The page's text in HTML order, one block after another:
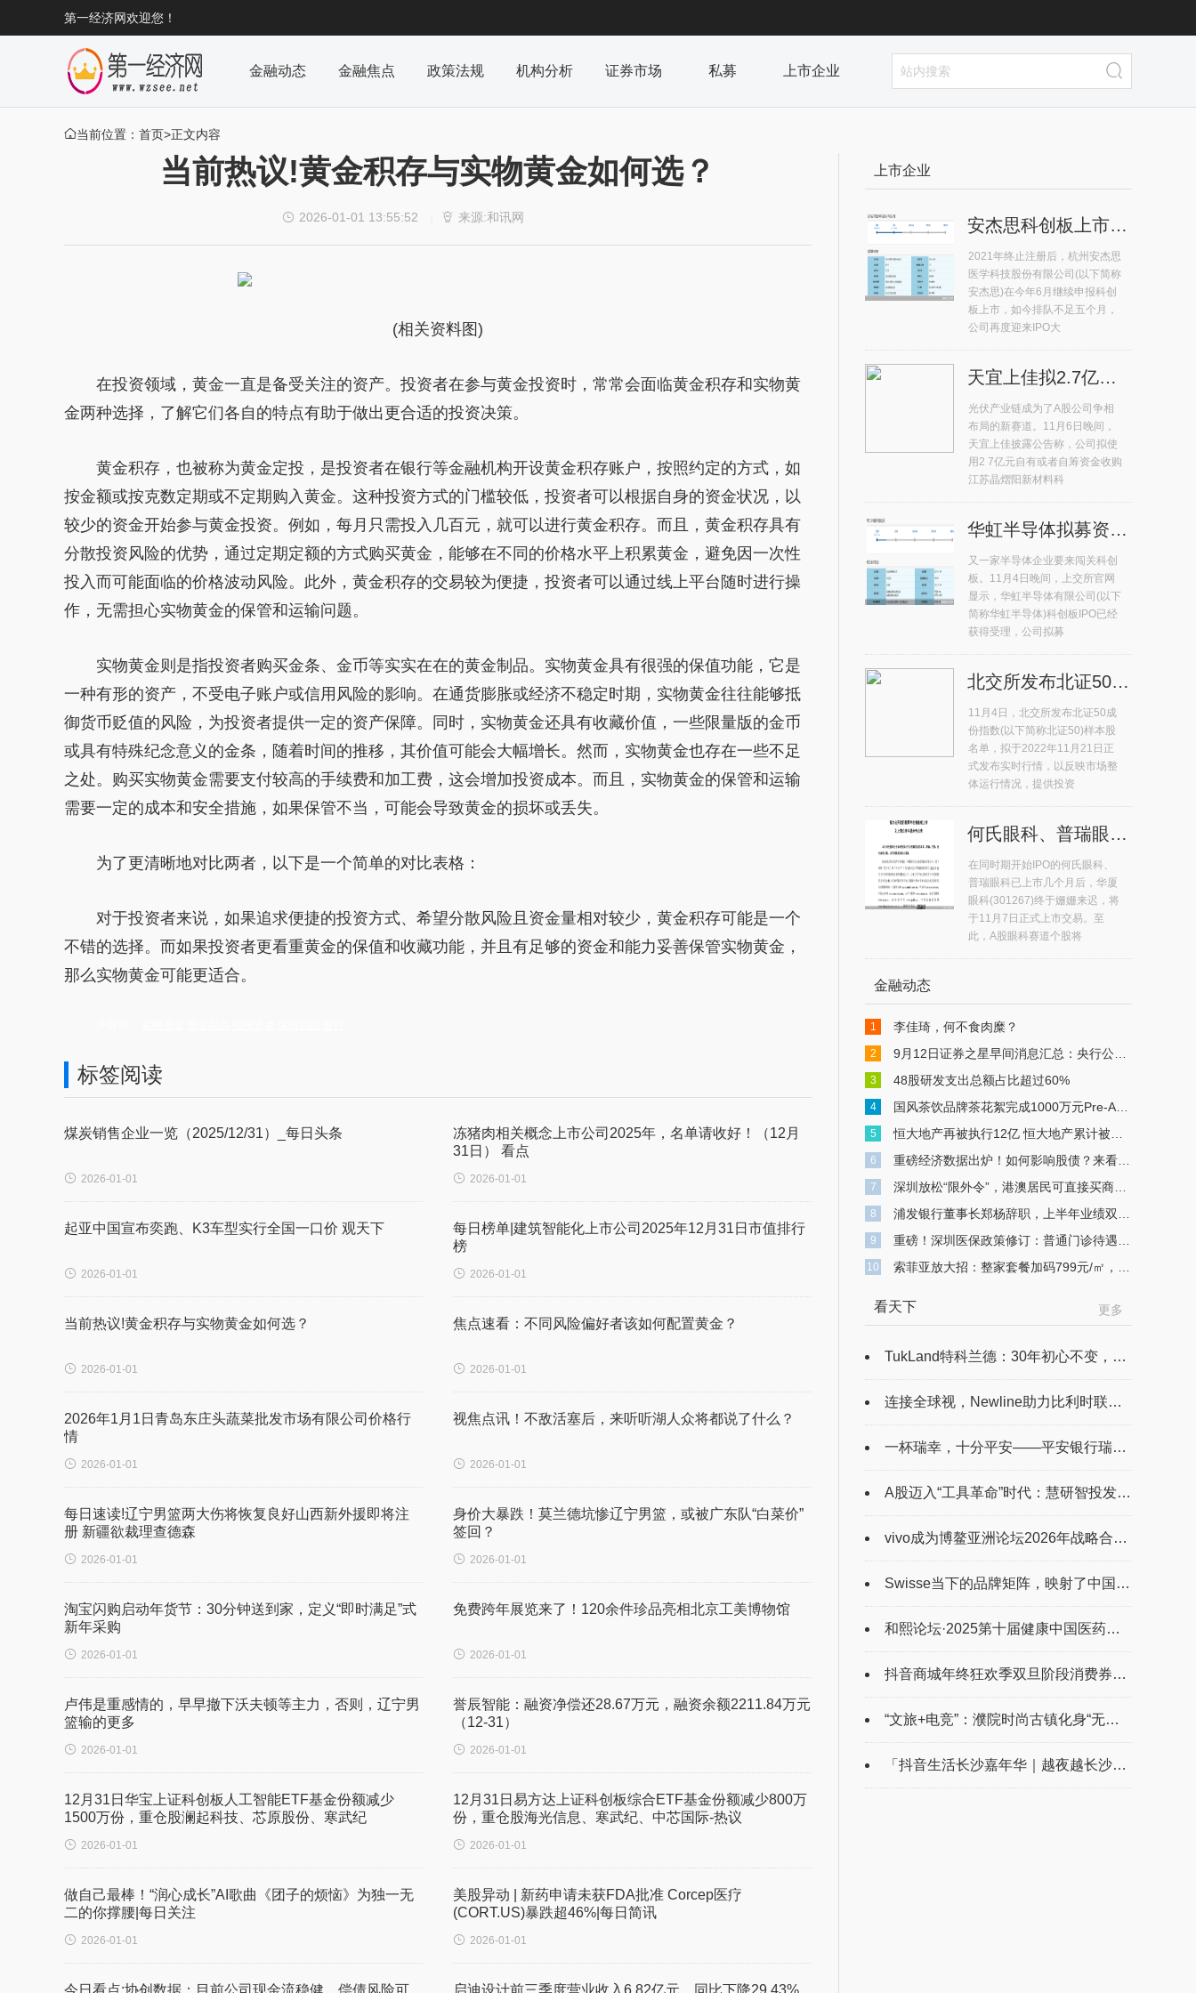
第一经济网欢迎您！
金融动态 金融焦点 政策法规 机构分析 证券市场 私募 上市企业
当前位置： 首页>正文内容
当前热议!黄金积存与实物黄金如何选？
 2026-01-01 13:55:52  来源:和讯网
(相关资料图)
在投资领域，黄金一直是备受关注的资产。投资者在参与黄金投资时，常常会面临黄金积存和实物黄
金两种选择，了解它们各自的特点有助于做出更合适的投资决策。
黄金积存，也被称为黄金定投，是投资者在银行等金融机构开设黄金积存账户，按照约定的方式，如
按金额或按克数定期或不定期购入黄金。这种投资方式的门槛较低，投资者可以根据自身的资金状况，以
较少的资金开始参与黄金投资。例如，每月只需投入几百元，就可以进行黄金积存。而且，黄金积存具有
分散投资风险的优势，通过定期定额的方式购买黄金，能够在不同的价格水平上积累黄金，避免因一次性
投入而可能面临的价格波动风险。此外，黄金积存的交易较为便捷，投资者可以通过线上平台随时进行操
作，无需担心实物黄金的保管和运输问题。
实物黄金则是指投资者购买金条、金币等实实在在的黄金制品。实物黄金具有很强的保值功能，它是
一种有形的资产，不受电子账户或信用风险的影响。在通货膨胀或经济不稳定时期，实物黄金往往能够抵
御货币贬值的风险，为投资者提供一定的资产保障。同时，实物黄金还具有收藏价值，一些限量版的金币
或具有特殊纪念意义的金条，随着时间的推移，其价值可能会大幅增长。然而，实物黄金也存在一些不足
之处。购买实物黄金需要支付较高的手续费和加工费，这会增加投资成本。而且，实物黄金的保管和运输
需要一定的成本和安全措施，如果保管不当，可能会导致黄金的损坏或丢失。
为了更清晰地对比两者，以下是一个简单的对比表格：
对于投资者来说，如果追求便捷的投资方式、希望分散风险且资金量相对较少，黄金积存可能是一个
不错的选择。而如果投资者更看重黄金的保值和收藏功能，并且有足够的资金和能力妥善保管实物黄金，
那么实物黄金可能更适合。
标签阅读
煤炭销售企业一览（2025/12/31）_每日头条
 2026-01-01
冻猪肉相关概念上市公司2025年，名单请收好！（12月
31日） 看点
 2026-01-01
起亚中国宣布奕跑、K3车型实行全国一口价 观天下
 2026-01-01
每日榜单|建筑智能化上市公司2025年12月31日市值排行
榜
 2026-01-01
当前热议!黄金积存与实物黄金如何选？
 2026-01-01
焦点速看：不同风险偏好者该如何配置黄金？
 2026-01-01
2026年1月1日青岛东庄头蔬菜批发市场有限公司价格行
情
 2026-01-01
视焦点讯！不敌活塞后，来听听湖人众将都说了什么？
 2026-01-01
每日速读!辽宁男篮两大伤将恢复良好山西新外援即将注
册 新疆欲裁理查德森
 2026-01-01
身价大暴跌！莫兰德坑惨辽宁男篮，或被广东队“白菜价”
签回？
 2026-01-01
淘宝闪购启动年货节：30分钟送到家，定义“即时满足”式
新年采购
 2026-01-01
免费跨年展览来了！120余件珍品亮相北京工美博物馆
 2026-01-01
卢伟是重感情的，早早撤下沃夫顿等主力，否则，辽宁男
篮输的更多
 2026-01-01
誉辰智能：融资净偿还28.67万元，融资余额2211.84万元
（12-31）
 2026-01-01
12月31日华宝上证科创板人工智能ETF基金份额减少
1500万份，重仓股澜起科技、芯原股份、寒武纪
 2026-01-01
12月31日易方达上证科创板综合ETF基金份额减少800万
份，重仓股海光信息、寒武纪、中芯国际-热议
 2026-01-01
做自己最棒！“润心成长”AI歌曲《团子的烦恼》为独一无
二的你撑腰|每日关注
 2026-01-01
美股异动 | 新药申请未获FDA批准 Corcep医疗
(CORT.US)暴跌超46%|每日简讯
 2026-01-01
今日看点:协创数据：目前公司现金流稳健，偿债风险可 启迪设计前三季度营业收入6.82亿元，同比下降29.43%
上市企业
安杰思科创板上市排队不足五个月 再度迎来IPO大考
2021年终止注册后，杭州安杰思
医学科技股份有限公司(以下简称
安杰思)在今年6月继续申报科创
板上市，如今排队不足五个月，
公司再度迎来IPO大
天宜上佳拟2.7亿元收购晶熠阳90%股权 系高铁动车组供应商
光伏产业链成为了A股公司争相
布局的新赛道。11月6日晚间，
天宜上佳披露公告称，公司拟使
用2 7亿元自有或者自筹资金收购
江苏晶熠阳新材料科
华虹半导体拟募资180亿元冲击科创板 年内排名第二
又一家半导体企业要来闯关科创
板。11月4日晚间，上交所官网
显示，华虹半导体有限公司(以下
简称华虹半导体)科创板IPO已经
获得受理，公司拟募
北交所发布北证50成份指数首发样本股 总市值占比71%
11月4日，北交所发布北证50成
份指数(以下简称北证50)样本股
名单，拟于2022年11月21日正
式发布实时行情，以反映市场整
体运行情况，提供投资
何氏眼科、普瑞眼科11月7日上市 A股眼科赛道个股达5只
在同时期开始IPO的何氏眼科、
普瑞眼科已上市几个月后，华厦
眼科(301267)终于姗姗来迟，将
于11月7日正式上市交易。至
此，A股眼科赛道个股将
金融动态
1 李佳琦，何不食肉糜？
2 9月12日证券之星早间消息汇总：央行公布重磅数据
3 48股研发支出总额占比超过60%
4 国风茶饮品牌茶花絮完成1000万元Pre-A轮融资
5 恒大地产再被执行12亿 恒大地产累计被执行超549亿
6 重磅经济数据出炉！如何影响股债？来看解读
7 深圳放松“限外令”，港澳居民可直接买商办物业，中介：有人连夜冒雨买楼
8 浦发银行董事长郑杨辞职，上半年业绩双降，不良贷款余额743亿元
9 重磅！深圳医保政策修订：普通门诊待遇提升 高额医疗费用可“二次报销”
10 索菲亚放大招：整家套餐加码799元/㎡，打造高品质整家定制
看天下 更多
TukLand特科兰德：30年初心不变，让健康回归系统与平衡
连接全球视，Newline助力比利时联合商学院（UBI）打造“无界”课堂
一杯瑞幸，十分平安——平安银行瑞幸联名信用卡陪伴年轻人温暖过冬
A股迈入“工具革命”时代：慧研智投发布智能系统，探索中小投资者服务新范式
vivo成为博鳌亚洲论坛2026年战略合作伙伴
Swisse当下的品牌矩阵，映射了中国健康消费的哪些变化？
和熙论坛·2025第十届健康中国医药连锁发展论坛在泰州举办
抖音商城年终狂欢季双旦阶段消费券来了！多品类热卖引爆年末生意
“文旅+电竞”：濮院时尚古镇化身“无界竞技场” 打破次元壁
「抖音生活长沙嘉年华｜越夜越长沙」“湘”当出彩——长沙好店2.0正式出道！